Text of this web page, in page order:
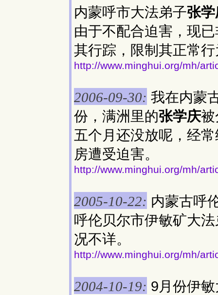
内蒙呼市大法弟子张
由于不配合迫害，现
其行踪，限制其正常
http://www.minghui.org/mh/
2006-09-30: 我在内蒙
份，满洲里的张学庆
五个月还没放呢，经
房遭受迫害。
http://www.minghui.org/mh/
2005-10-22: 内蒙古呼
呼伦贝尔市伊敏矿大
况不详。
http://www.minghui.org/mh/
2004-10-19: 9月份伊